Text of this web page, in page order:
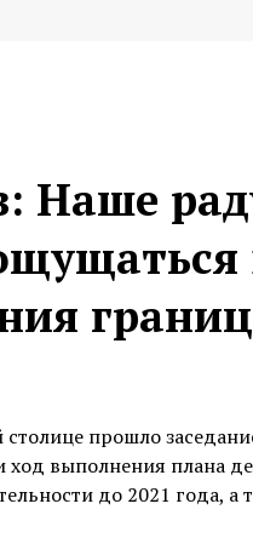
Наше
прошло
ход выполнения плана
до 2021 года, а